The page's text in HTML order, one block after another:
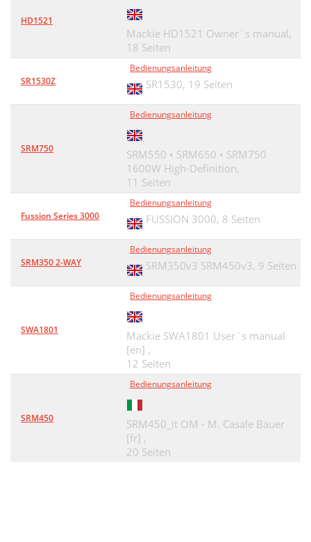
HD1521
Mackie HD1521 Owner`s manual,
18 Seiten
SR1530Z
Bedienungsanleitung
SR1530, 19 Seiten
SRM750
Bedienungsanleitung
SRM550 • SRM650 • SRM750
1600W High-Definition,
11 Seiten
Fussion Series 3000
Bedienungsanleitung
FUSSION 3000, 8 Seiten
SRM350 2-WAY
Bedienungsanleitung
SRM350v3 SRM450v3, 9 Seiten
SWA1801
Bedienungsanleitung
Mackie SWA1801 User`s manual
[en] ,
12 Seiten
SRM450
Bedienungsanleitung
SRM450_it OM - M. Casale Bauer
[fr] ,
20 Seiten